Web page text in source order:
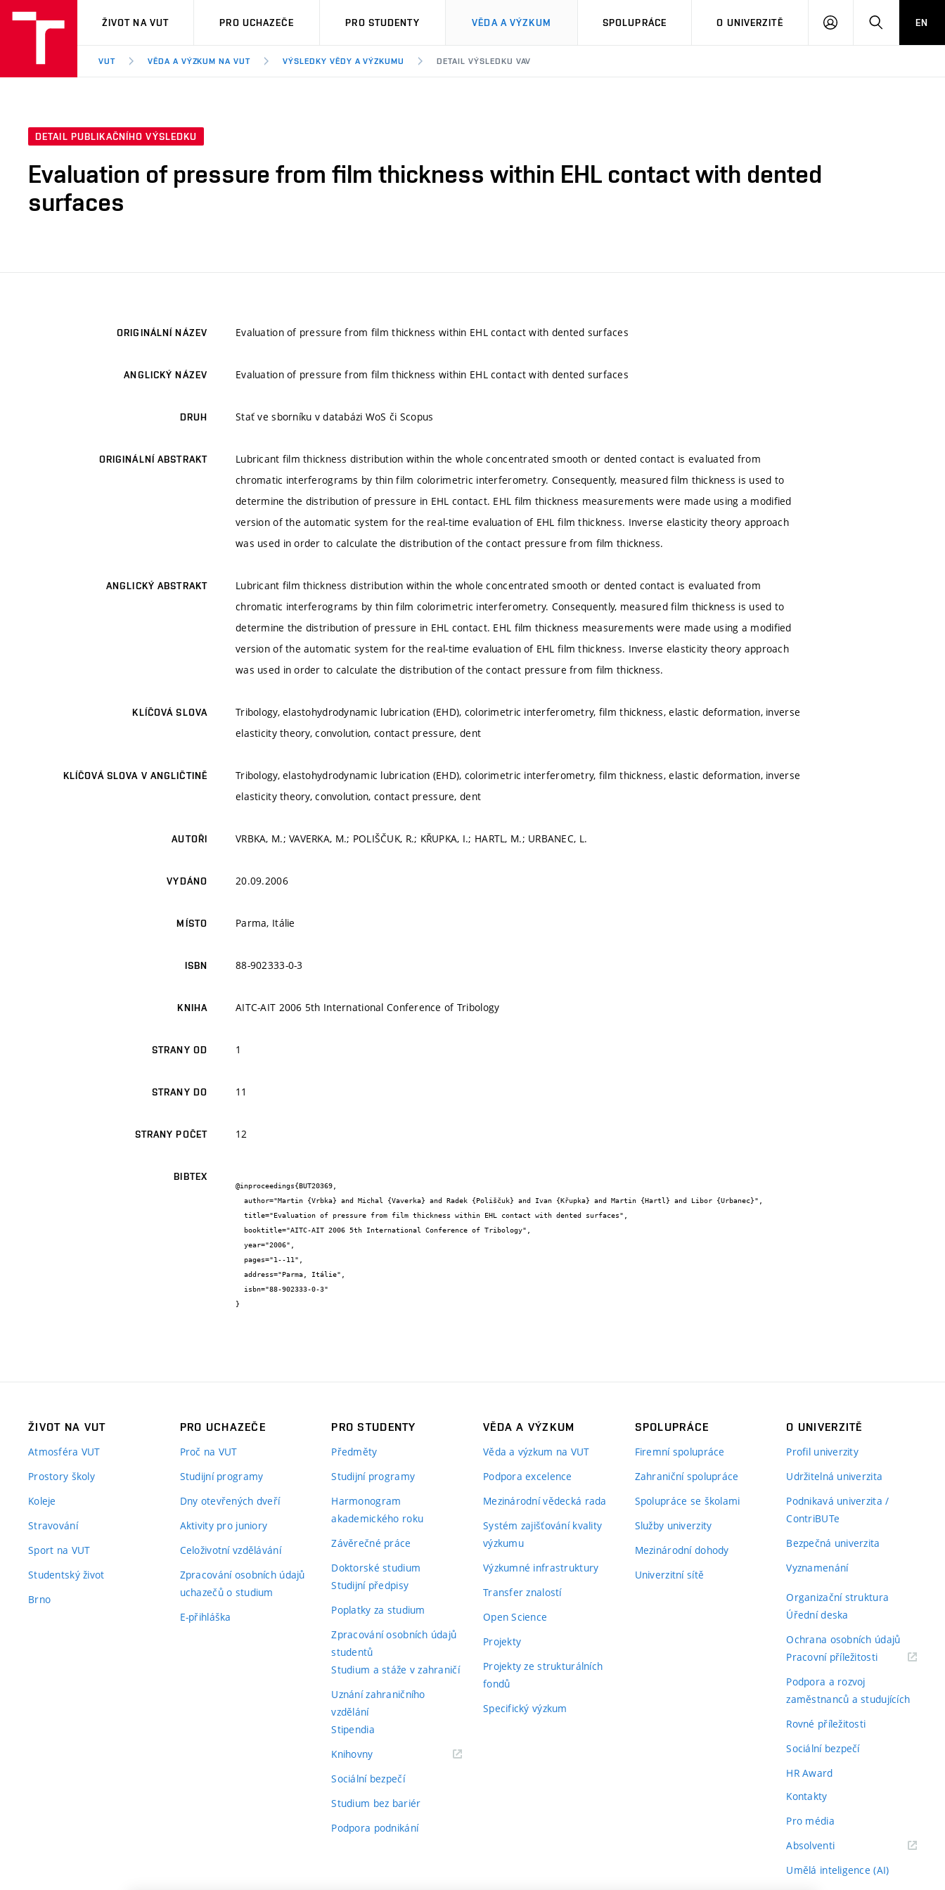
VUT
ŽIVOT NA VUT PRO UCHAZEČE PRO STUDENTY VĚDA A VÝZKUM SPOLUPRÁCE O UNIVERZITĚ
PŘIHLÁSIT HLEDATEN
VUT VĚDA A VÝZKUM NA VUT VÝSLEDKY VĚDY A VÝZKUMU DETAIL VÝSLEDKU VAV
DETAIL PUBLIKAČNÍHO VÝSLEDKU
Evaluation of pressure from film thickness within EHL contact with dented
surfaces
ORIGINÁLNÍ NÁZEV Evaluation of pressure from film thickness within EHL contact with dented surfaces
ANGLICKÝ NÁZEV Evaluation of pressure from film thickness within EHL contact with dented surfaces
DRUH Stať ve sborníku v databázi WoS či Scopus
ORIGINÁLNÍ ABSTRAKT
Lubricant film thickness distribution within the whole concentrated smooth or dented contact is evaluated from
chromatic interferograms by thin film colorimetric interferometry. Consequently, measured film thickness is used to
determine the distribution of pressure in EHL contact. EHL film thickness measurements were made using a modified
version of the automatic system for the real-time evaluation of EHL film thickness. Inverse elasticity theory approach
was used in order to calculate the distribution of the contact pressure from film thickness.
ANGLICKÝ ABSTRAKT
Lubricant film thickness distribution within the whole concentrated smooth or dented contact is evaluated from
chromatic interferograms by thin film colorimetric interferometry. Consequently, measured film thickness is used to
determine the distribution of pressure in EHL contact. EHL film thickness measurements were made using a modified
version of the automatic system for the real-time evaluation of EHL film thickness. Inverse elasticity theory approach
was used in order to calculate the distribution of the contact pressure from film thickness.
KLÍČOVÁ SLOVA
Tribology, elastohydrodynamic lubrication (EHD), colorimetric interferometry, film thickness, elastic deformation, inverse
elasticity theory, convolution, contact pressure, dent
KLÍČOVÁ SLOVA V ANGLIČTINĚ
Tribology, elastohydrodynamic lubrication (EHD), colorimetric interferometry, film thickness, elastic deformation, inverse
elasticity theory, convolution, contact pressure, dent
AUTOŘI VRBKA, M.; VAVERKA, M.; POLIŠČUK, R.; KŘUPKA, I.; HARTL, M.; URBANEC, L.
VYDÁNO 20.09.2006
MÍSTO Parma, Itálie
ISBN 88-902333-0-3
KNIHA AITC-AIT 2006 5th International Conference of Tribology
STRANY OD 1
STRANY DO 11
STRANY POČET 12
BIBTEX
@inproceedings{BUT20369,
}
ŽIVOT NA VUT
Atmosféra VUT
Prostory školy
Koleje
Stravování
Sport na VUT
Studentský život
Brno
PRO UCHAZEČE
Proč na VUT
Studijní programy
Dny otevřených dveří
Aktivity pro juniory
Celoživotní vzdělávání
Zpracování osobních údajů
uchazečů o studium
E-přihláška
PRO STUDENTY
Předměty
Studijní programy
Harmonogram
akademického roku
Závěrečné práce
Doktorské studium
Studijní předpisy
Poplatky za studium
Zpracování osobních údajů
studentů
Studium a stáže v zahraničí
Uznání zahraničního
vzdělání
Stipendia
Knihovny(externí
Sociální bezpečí
Studium bez bariér
Podpora podnikání
VĚDA A VÝZKUM
Věda a výzkum na VUT
Podpora excelence
Mezinárodní vědecká rada
Systém zajišťování kvality
výzkumu
Výzkumné infrastruktury
Transfer znalostí
Open Science
Projekty
Projekty ze strukturálních
fondů
Specifický výzkum
SPOLUPRÁCE
Firemní spolupráce
Zahraniční spolupráce
Spolupráce se školami
Služby univerzity
Mezinárodní dohody
Univerzitní sítě
O UNIVERZITĚ
Profil univerzity
Udržitelná univerzita
Podnikavá univerzita /
ContriBUTe
Bezpečná univerzita
Vyznamenání
Organizační struktura
Úřední deska
Ochrana osobních údajů
Pracovní příležitosti(externí
Podpora a rozvoj
zaměstnanců a studujících
Rovné příležitosti
Sociální bezpečí
HR Award
Kontakty
Pro média
Absolventi(externí
Umělá inteligence (AI)